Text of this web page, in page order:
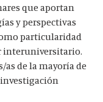
que aportan
y perspectivas
particularidad
interuniversitario.
as de la mayoría de